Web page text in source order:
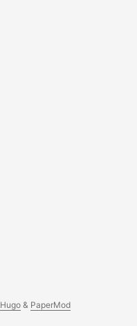
Hugo& PaperMod